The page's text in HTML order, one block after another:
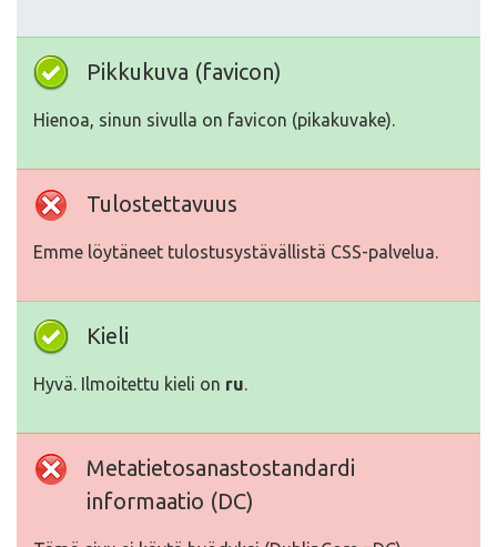
Pikkukuva (favicon)
Hienoa, sinun sivulla on favicon (pikakuvake).
Tulostettavuus
Emme löytäneet tulostusystävällistä CSS-palvelua.
Kieli
Hyvä. Ilmoitettu kieli on ru.
Metatietosanastostandardi
informaatio (DC)